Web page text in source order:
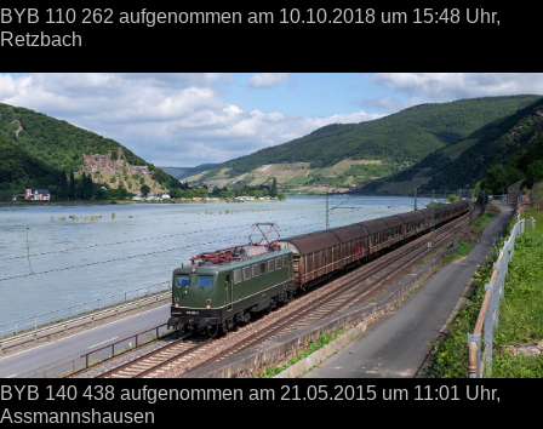
BYB 110 262 aufgenommen am 10.10.2018 um 15:48 Uhr,
Retzbach
BYB 140 438 aufgenommen am 21.05.2015 um 11:01 Uhr,
Assmannshausen